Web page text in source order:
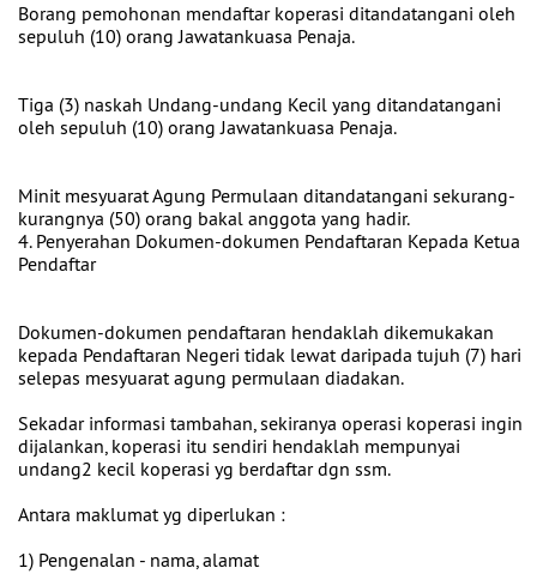
Borang pemohonan mendaftar koperasi ditandatangani oleh
sepuluh (10) orang Jawatankuasa Penaja.
Tiga (3) naskah Undang-undang Kecil yang ditandatangani
oleh sepuluh (10) orang Jawatankuasa Penaja.
Minit mesyuarat Agung Permulaan ditandatangani sekurang-
kurangnya (50) orang bakal anggota yang hadir.
4. Penyerahan Dokumen-dokumen Pendaftaran Kepada Ketua
Pendaftar
Dokumen-dokumen pendaftaran hendaklah dikemukakan
kepada Pendaftaran Negeri tidak lewat daripada tujuh (7) hari
selepas mesyuarat agung permulaan diadakan.
Sekadar informasi tambahan, sekiranya operasi koperasi ingin
dijalankan, koperasi itu sendiri hendaklah mempunyai
undang2 kecil koperasi yg berdaftar dgn ssm.
Antara maklumat yg diperlukan :
1) Pengenalan - nama, alamat